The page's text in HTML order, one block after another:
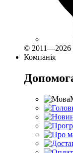
© 2011—2026
Компанія